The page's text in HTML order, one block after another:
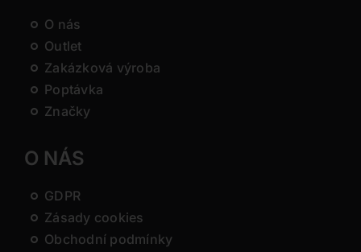
O nás
Outlet
Zakázková výroba
Poptávka
Značky
O NÁS
GDPR
Zásady cookies
Obchodní podmínky